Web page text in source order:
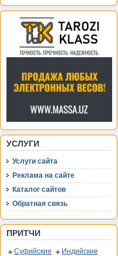
УСЛУГИ
Услуги сайта
Реклама на сайте
Каталог сайтов
Обратная связь
ПРИТЧИ
Суфийские
Индийские